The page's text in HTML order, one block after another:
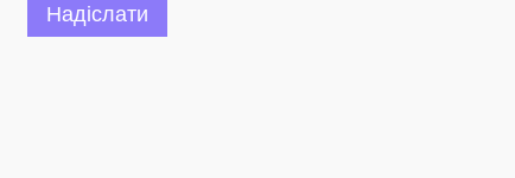
Надіслати